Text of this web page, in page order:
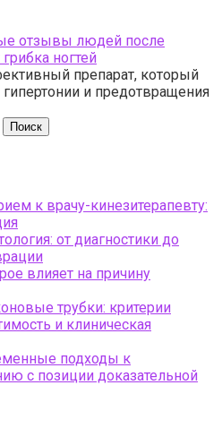
отзывы людей после
ногтей
препарат, который
и предотвращения
Поиск
к врачу-кинезитерапевту:
от диагностики до
влияет на причину
трубки: критерии
и клиническая
подходы к
с позиции доказательной